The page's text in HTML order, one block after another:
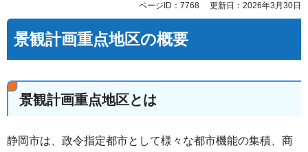
ページID：7768 更新日：2026年3月30日
景観計画重点地区の概要
景観計画重点地区とは
静岡市は、政令指定都市として様々な都市機能の集積、商